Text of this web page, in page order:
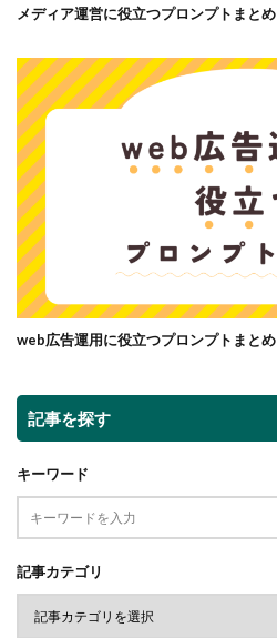
メディア運営に役立つプロンプトまとめ
web広告運用に役立つプロンプトまとめ
記事を探す
キーワード
記事カテゴリ